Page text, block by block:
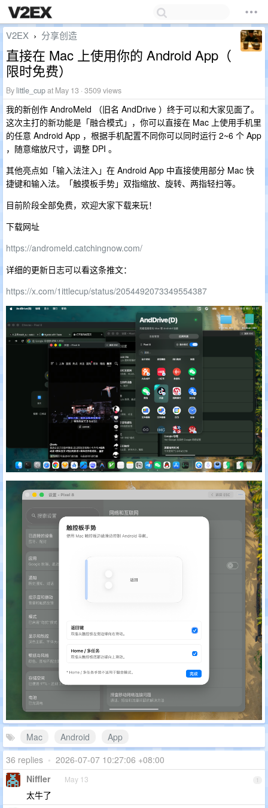
V2EX › 分享创造
直接在 Mac 上使用你的 Android App（
限时免费）
By little_cupat May 13 · 3509 views
我的新创作 AndroMeld （旧名 AndDrive ）终于可以和大家见面了。
这次主打的新功能是「融合模式」，你可以直接在 Mac 上使用手机里
的任意 Android App ，根据手机配置不同你可以同时运行 2~6 个 App
，随意缩放尺寸，调整 DPI 。
其他亮点如「输入法注入」在 Android App 中直接使用部分 Mac 快
捷键和输入法。「触摸板手势」双指缩放、旋转、两指轻扫等。
目前阶段全部免费，欢迎大家下载来玩！
下载网址
https://andromeld.catchingnow.com/
详细的更新日志可以看这条推文：
https://x.com/1ittlecup/status/2054492073349554387
Mac Android
App
36 replies • 2026-07-07 10:27:06 +08:00
1
Niffler May 13
太牛了